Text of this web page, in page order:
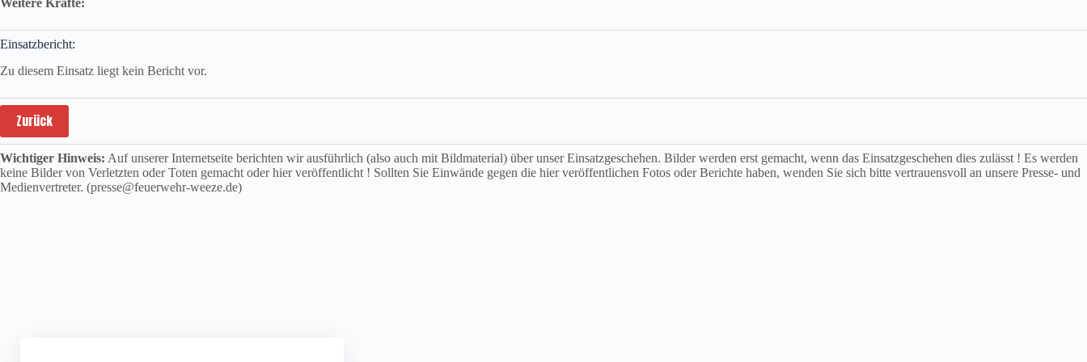
Weitere Kräfte:
Einsatzbericht:
Zu diesem Einsatz liegt kein Bericht vor.
Zurück
Wichtiger Hinweis: Auf unserer Internetseite berichten wir ausführlich (also auch mit Bildmaterial) über unser Einsatzgeschehen. Bilder werden erst gemacht, wenn das Einsatzgeschehen dies zulässt ! Es werden
keine Bilder von Verletzten oder Toten gemacht oder hier veröffentlicht ! Sollten Sie Einwände gegen die hier veröffentlichen Fotos oder Berichte haben, wenden Sie sich bitte vertrauensvoll an unsere Presse- und
Medienvertreter. (presse@feuerwehr-weeze.de)